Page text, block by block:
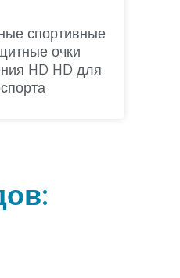
спортивные
очки
HD HD для